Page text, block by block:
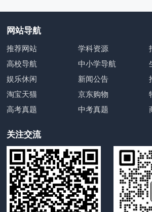
网站导航
推荐网站 学科资源
高校导航
中小学导航
娱乐休闲
新闻公告
淘宝天猫
京东购物
高考真题
中考真题
关注交流